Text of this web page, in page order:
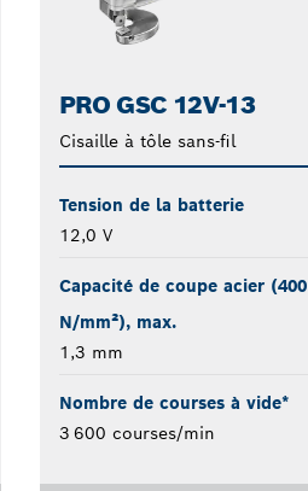
PRO GSC 12V-13
Cisaille à tôle sans-fil
Tension de la batterie
12,0 V
Capacité de coupe acier (400
N/mm²), max.
1,3 mm
Nombre de courses à vide*
3 600 courses/min